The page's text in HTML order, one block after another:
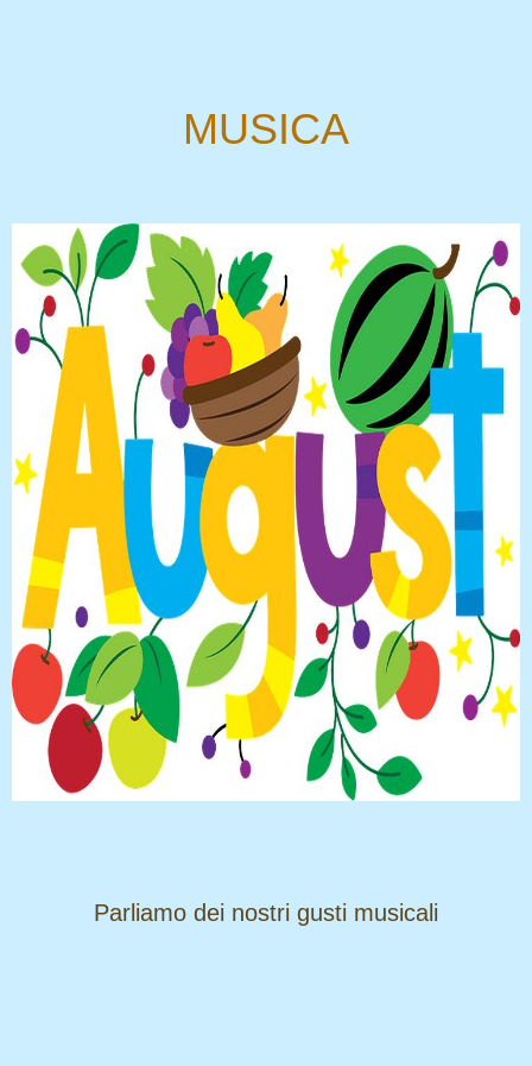
MUSICA
​​​​​​​Parliamo dei nostri gusti musicali